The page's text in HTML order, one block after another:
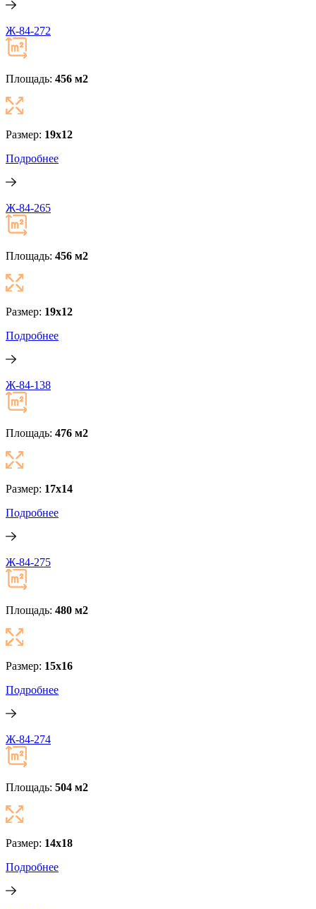
Ж-84-272
Площадь: 456 м2
Размер: 19x12
Подробнее
Ж-84-265
Площадь: 456 м2
Размер: 19x12
Подробнее
Ж-84-138
Площадь: 476 м2
Размер: 17x14
Подробнее
Ж-84-275
Площадь: 480 м2
Размер: 15x16
Подробнее
Ж-84-274
Площадь: 504 м2
Размер: 14x18
Подробнее